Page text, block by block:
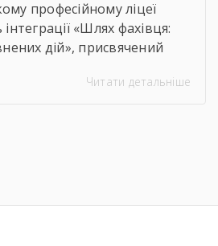
професійному ліцеї
«Шлях фахівця:
дій», присвячений
брали участь в
практичні навички, а й
Читати детальніше